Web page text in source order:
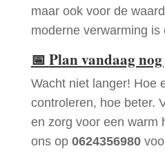
maar ook voor de
moderne verwarming is
📅 Plan vandaag
Wacht niet langer! Hoe
controleren, hoe beter.
en zorg voor een warm
ons op 0624356980